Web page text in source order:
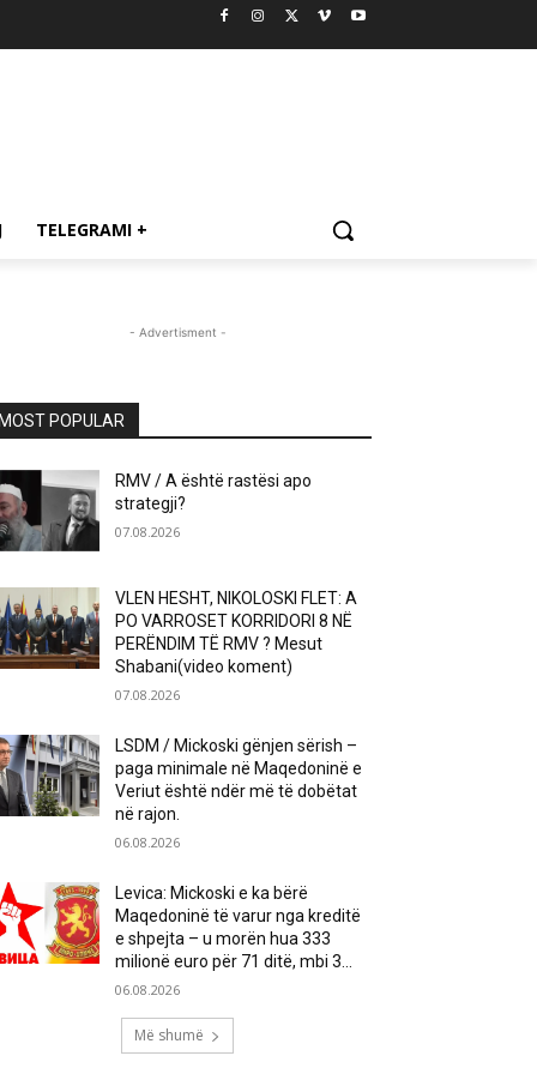
TELEGRAMI +
- Advertisment -
MOST POPULAR
RMV / A është rastësi apo
strategji?
07.08.2026
VLEN HESHT, NIKOLOSKI FLET: A
PO VARROSET KORRIDORI 8 NË
PERËNDIM TË RMV ? Mesut
Shabani(video koment)
07.08.2026
LSDM / Mickoski gënjen sërish –
paga minimale në Maqedoninë e
Veriut është ndër më të dobëtat
në rajon.
06.08.2026
Levica: Mickoski e ka bërë
Maqedoninë të varur nga kreditë
e shpejta – u morën hua 333
milionë euro për 71 ditë, mbi 3...
06.08.2026
Më shumë